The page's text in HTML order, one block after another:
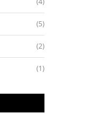
(5)
(2)
(1)